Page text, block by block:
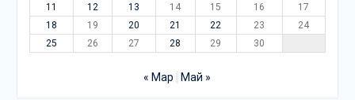
11
12 13 14 15 16
17
18
19 20 21 22 23
24
25
26 27 28 29 30
« Мар Май »